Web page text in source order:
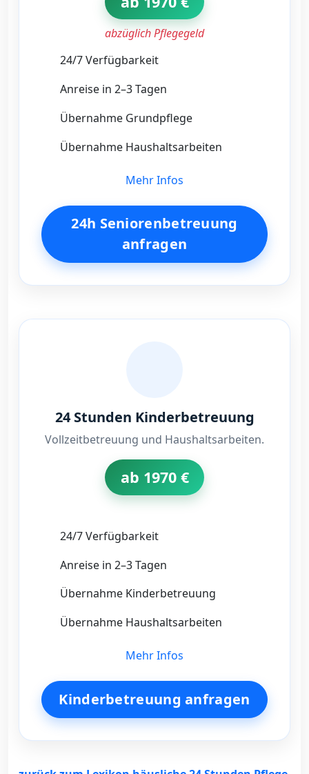
abzüglich Pflegegeld
24/7 Verfügbarkeit
Anreise in 2–3 Tagen
Übernahme Grundpflege
Übernahme Haushaltsarbeiten
Mehr Infos
24h Seniorenbetreuung
anfragen
24 Stunden Kinderbetreuung
Vollzeitbetreuung und Haushaltsarbeiten.
ab 1970 €
24/7 Verfügbarkeit
Anreise in 2–3 Tagen
Übernahme Kinderbetreuung
Übernahme Haushaltsarbeiten
Mehr Infos
Kinderbetreuung anfragen